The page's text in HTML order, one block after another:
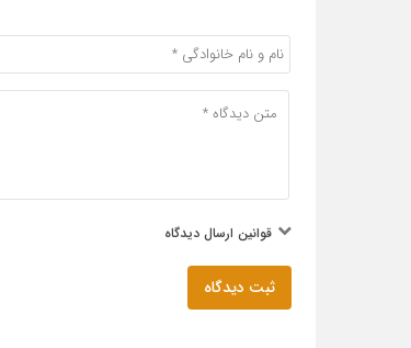
قوانین ارسال دیدگاه
ثبت دیدگاه